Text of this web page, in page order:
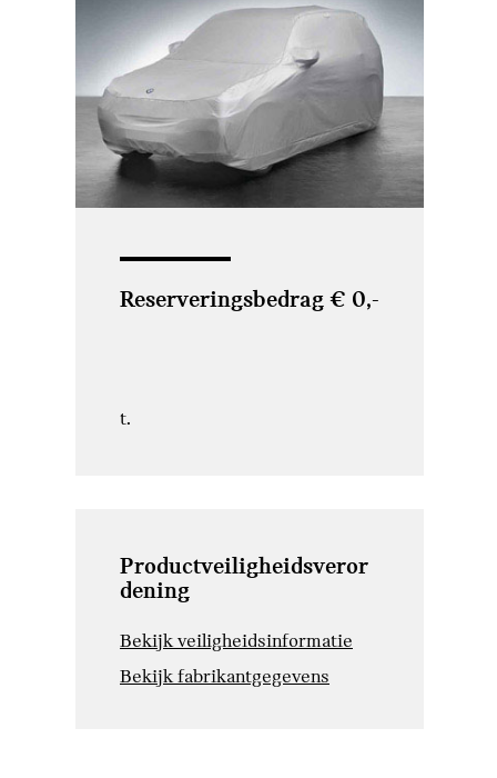
Reserveringsbedrag € 0,-
t.
Productveiligheidsveror
dening
Bekijk veiligheidsinformatie
Bekijk fabrikantgegevens